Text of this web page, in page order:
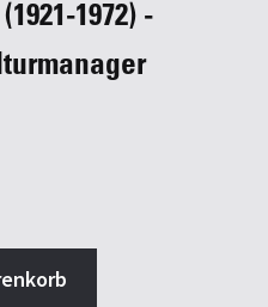
1972) -